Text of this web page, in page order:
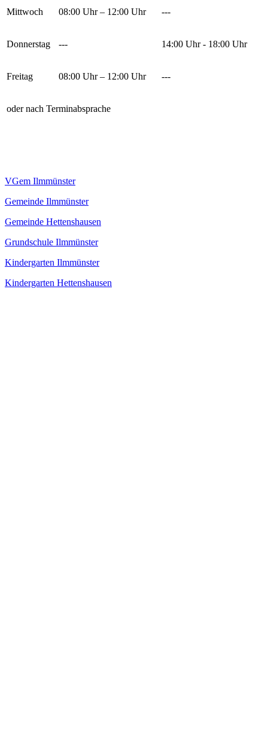
Mittwoch 08:00 Uhr – 12:00 Uhr ---
Donnerstag --- 14:00 Uhr - 18:00 Uhr
Freitag 08:00 Uhr – 12:00 Uhr ---
oder nach Terminabsprache
VGem Ilmmünster
Gemeinde Ilmmünster
Gemeinde Hettenshausen
Grundschule Ilmmünster
Kindergarten Ilmmünster
Kindergarten Hettenshausen